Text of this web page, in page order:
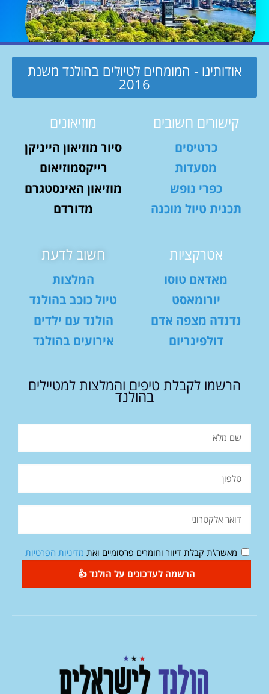
אודותינו - המומחים לטיולים בהולנד משנת
2016
קישורים חשובים
כרטיסים
מסעדות
כפרי נופש
תכנית טיול מוכנה
מוזיאונים
סיור מוזיאון הייניקן
רייקסמוזיאום
מוזיאון האינסטגרם
מדורדם
אטרקציות
מאדאם טוסו
יורומאסט
נדנדה מצפה אדם
דולפינריום
חשוב לדעת
המלצות
טיול כוכב בהולנד
הולנד עם ילדים
אירועים בהולנד
הרשמו לקבלת טיפים והמלצות למטיילים
בהולנד
מאשר\ת קבלת דיוור וחומרים פרסומיים ואת מדיניות הפרטיות
הרשמה לעדכונים על הולנד 👍